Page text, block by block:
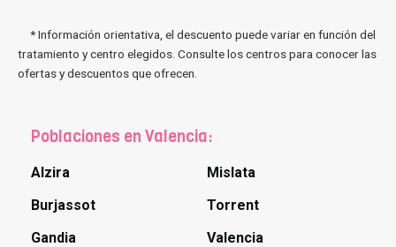
* Información orientativa, el descuento puede variar en función del
tratamiento y centro elegidos. Consulte los centros para conocer las
ofertas y descuentos que ofrecen.
Poblaciones en Valencia:
Alzira
Burjassot
Gandia
Mislata
Torrent
Valencia